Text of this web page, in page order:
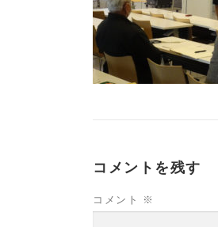
コメントを残す
コメント ※